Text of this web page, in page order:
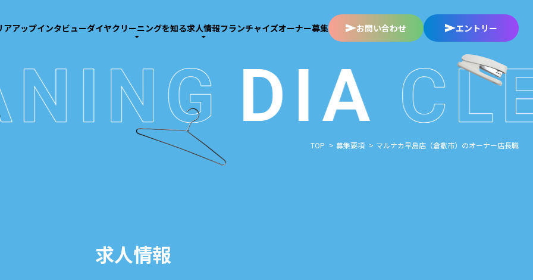
アアップインタビューダイヤクリーニングを知る求人情報フランチャイズオーナー募集 お問い合わせ エントリー
TOP 募集要項 マルナカ早島店（倉敷市）のオーナー店長職
求人情報